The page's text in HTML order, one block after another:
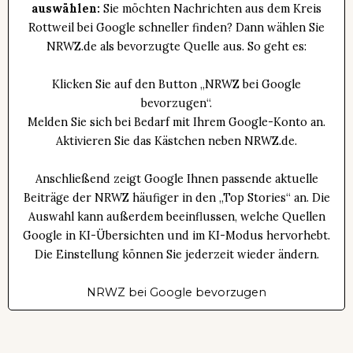
auswählen: Sie möchten Nachrichten aus dem Kreis
Rottweil bei Google schneller finden? Dann wählen Sie
NRWZ.de als bevorzugte Quelle aus. So geht es:
Klicken Sie auf den Button „NRWZ bei Google
bevorzugen“.
Melden Sie sich bei Bedarf mit Ihrem Google-Konto an.
Aktivieren Sie das Kästchen neben NRWZ.de.
Anschließend zeigt Google Ihnen passende aktuelle
Beiträge der NRWZ häufiger in den „Top Stories“ an. Die
Auswahl kann außerdem beeinflussen, welche Quellen
Google in KI-Übersichten und im KI-Modus hervorhebt.
Die Einstellung können Sie jederzeit wieder ändern.
NRWZ bei Google bevorzugen